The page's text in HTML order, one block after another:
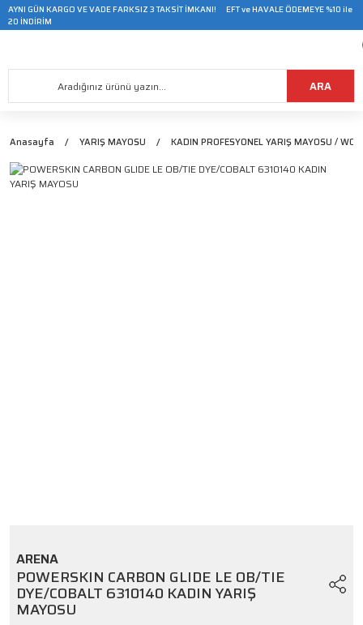
AYNI GÜN KARGO VE VADE FARKSIZ 3 TAKSİT İMKANI! EFT ve HAVALE ÖDEMEYE %10 ile
20 İNDİRİM
ARA
Anasayfa YARIŞ MAYOSU KADIN PROFESYONEL YARIŞ MAYOSU /
ARENA
POWERSKIN CARBON GLIDE LE OB/TIE
DYE/COBALT 6310140 KADIN YARIŞ
MAYOSU